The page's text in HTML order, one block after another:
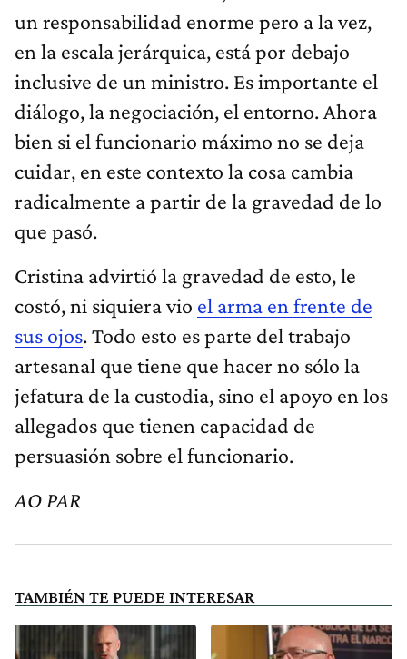
un responsabilidad enorme pero a la vez,
en la escala jerárquica, está por debajo
inclusive de un ministro. Es importante el
diálogo, la negociación, el entorno. Ahora
bien si el funcionario máximo no se deja
cuidar, en este contexto la cosa cambia
radicalmente a partir de la gravedad de lo
que pasó.
Cristina advirtió la gravedad de esto, le
costó, ni siquiera vio el arma en frente de
sus ojos. Todo esto es parte del trabajo
artesanal que tiene que hacer no sólo la
jefatura de la custodia, sino el apoyo en los
allegados que tienen capacidad de
persuasión sobre el funcionario.
AO PAR
TAMBIÉN TE PUEDE INTERESAR